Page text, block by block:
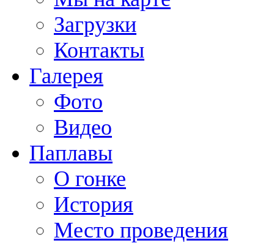
Загрузки
Контакты
Галерея
Фото
Видео
Паплавы
О гонке
История
Место проведения